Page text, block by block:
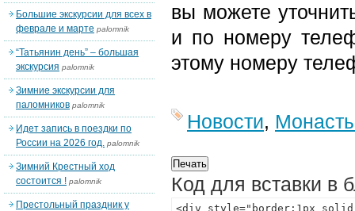
вы можете
и по номеру
этому номеру
Новости,
Код для вставки в
Большие экскурсии для всех в
феврале и марте palomnik
“Татьянин день” – большая
экскурсия palomnik
Зимние экскурсии для
паломников palomnik
Идет запись в поездки по
России на 2026 год. palomnik
Зимний Крестный ход
состоится ! palomnik
Престольный праздник у